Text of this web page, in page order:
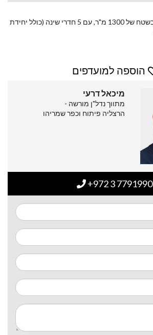
וילה 500 מ"ר 9 חדרים בשטח של 1300 מ"ר, עם 5 חדרי שינה (כולל יחידת
הוספה למועדפים
מיכאל דרעי
מתווך נדל"ן מורשה -
הרצליה פיתוח וכפר שמריהו
+972 3 7791990